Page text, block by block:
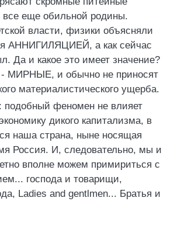
еще обильной родины.
власти, физики объясняли
АННИГИЛЯЦИЕЙ, а как сейчас
Да и какое это имеет значение?
- МИРНЫЕ, и обычно не приносят
материалистического ущерба.
подобный феномен не влияет
дикого капитализма, в
наша страна, ныне носящая
Россия. И, следовательно, мы и
вполне можем примириться с
господа и товарищи,
Ladies and gentlmen... Братья и